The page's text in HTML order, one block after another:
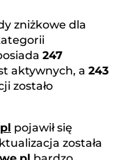
zniżkowe dla
247
aktywnych, a 243
zostało
pojawił się
została